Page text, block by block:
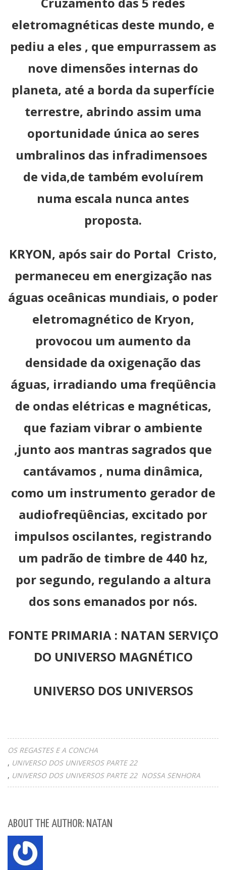
eletromagnéticas deste mundo, e
pediu a eles , que empurrassem as
nove dimensões internas do
planeta, até a borda da superfície
terrestre, abrindo assim uma
oportunidade única ao seres
umbralinos das infradimensoes
de vida,de também evoluírem
numa escala nunca antes
proposta.
KRYON, após sair do Portal Cristo,
permaneceu em energização nas
águas oceânicas mundiais, o poder
eletromagnético de Kryon,
provocou um aumento da
densidade da oxigenação das
águas, irradiando uma freqüência
de ondas elétricas e magnéticas,
que faziam vibrar o ambiente
,junto aos mantras sagrados que
cantávamos , numa dinâmica,
como um instrumento gerador de
audiofreqüências, excitado por
impulsos oscilantes, registrando
um padrão de timbre de 440 hz,
por segundo, regulando a altura
dos sons emanados por nós.
FONTE PRIMARIA : NATAN SERVIÇO
DO UNIVERSO MAGNÉTICO
UNIVERSO DOS UNIVERSOS
OS REGASTES E A CONCHA
UNIVERSO DOS UNIVERSOS PARTE 22
UNIVERSO DOS UNIVERSOS PARTE 22 NOSSA SENHORA
ABOUT THE AUTHOR: NATAN